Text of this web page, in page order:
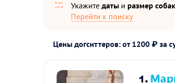
Укажите даты и размер
Перейти к поиску
Цены догситтеров: от 1200 ₽ за
1.